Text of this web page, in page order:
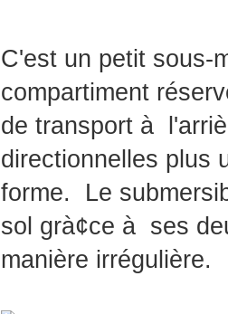
C'est un petit sous-
compartiment
de transport à
directionnelles plus
forme. Le
sol grà¢ce à ses
manière irrégulière.